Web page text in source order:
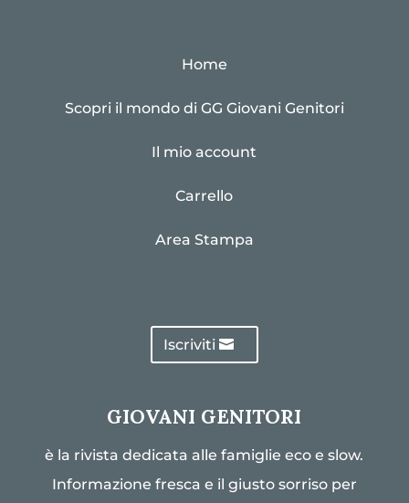
Home
Scopri il mondo di GG Giovani Genitori
Il mio account
Carrello
Area Stampa
Iscriviti
GIOVANI GENITORI
è la rivista dedicata alle famiglie eco e slow.
Informazione fresca e il giusto sorriso per